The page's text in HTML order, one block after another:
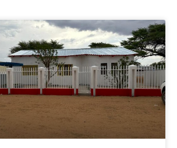
SeiteSeiteSeite Seite